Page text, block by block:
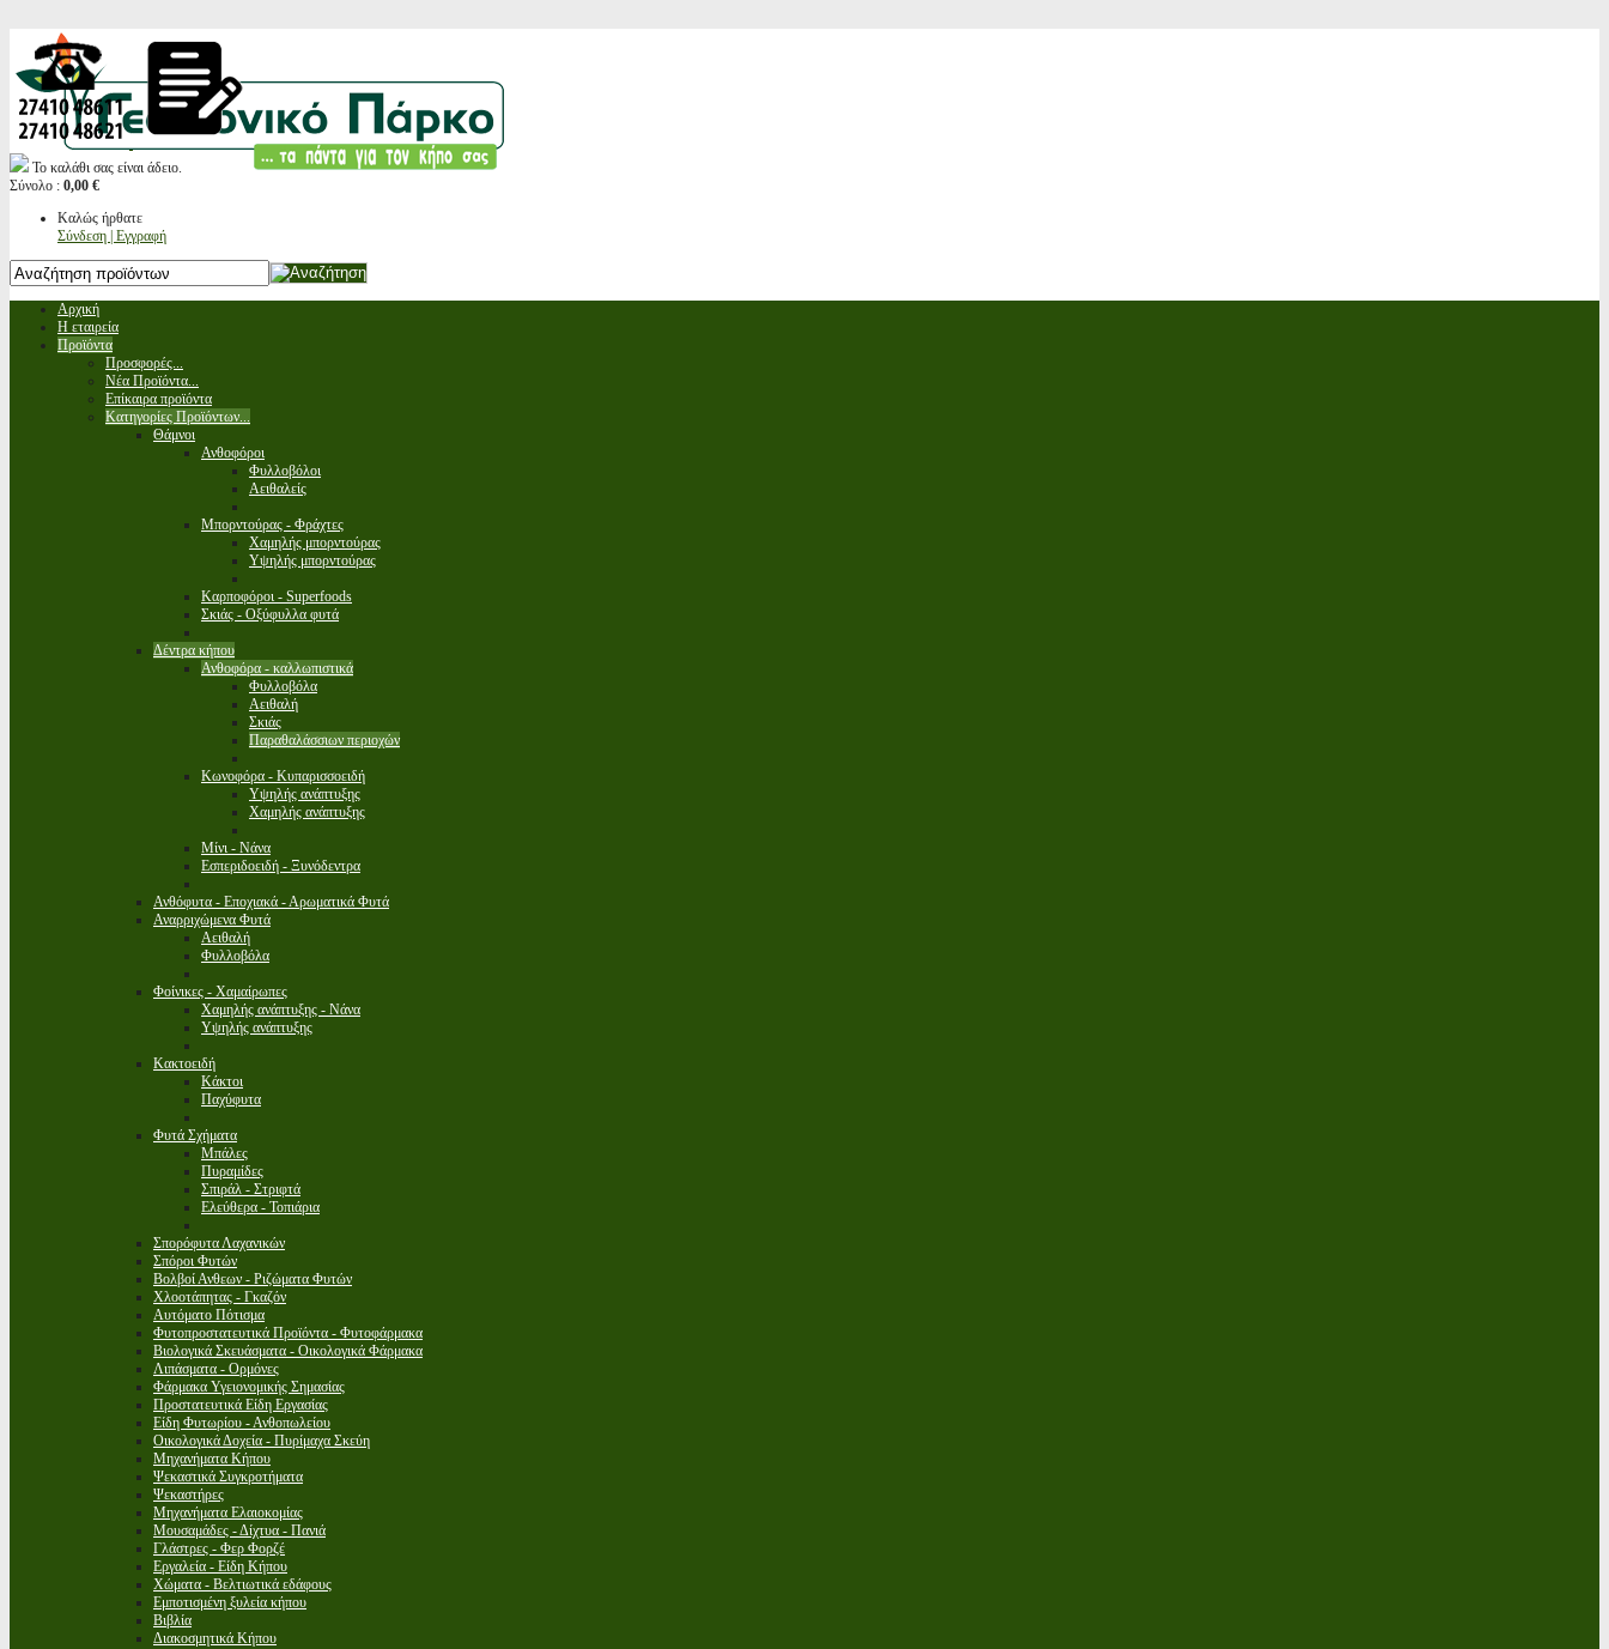
Το καλάθι σας είναι άδειο.
Σύνολο : 0,00 €
Καλώς ήρθατε
Σύνδεση | Εγγραφή
Αρχική
Η εταιρεία
Προϊόντα
Προσφορές...
Νέα Προϊόντα...
Επίκαιρα προϊόντα
Κατηγορίες Προϊόντων...
Θάμνοι
Ανθοφόροι
Φυλλοβόλοι
Αειθαλείς
Μπορντούρας - Φράχτες
Χαμηλής μπορντούρας
Υψηλής μπορντούρας
Καρποφόροι - Superfoods
Σκιάς - Οξύφυλλα φυτά
Δέντρα κήπου
Ανθοφόρα - καλλωπιστικά
Φυλλοβόλα
Αειθαλή
Σκιάς
Παραθαλάσσιων περιοχών
Κωνοφόρα - Κυπαρισσοειδή
Υψηλής ανάπτυξης
Χαμηλής ανάπτυξης
Μίνι - Νάνα
Εσπεριδοειδή - Ξυνόδεντρα
Ανθόφυτα - Εποχιακά - Αρωματικά Φυτά
Αναρριχώμενα Φυτά
Αειθαλή
Φυλλοβόλα
Φοίνικες - Χαμαίρωπες
Χαμηλής ανάπτυξης - Νάνα
Υψηλής ανάπτυξης
Κακτοειδή
Κάκτοι
Παχύφυτα
Φυτά Σχήματα
Μπάλες
Πυραμίδες
Σπιράλ - Στριφτά
Ελεύθερα - Τοπιάρια
Σπορόφυτα Λαχανικών
Σπόροι Φυτών
Βολβοί Ανθεων - Ριζώματα Φυτών
Χλοοτάπητας - Γκαζόν
Αυτόματο Πότισμα
Φυτοπροστατευτικά Προϊόντα - Φυτοφάρμακα
Βιολογικά Σκευάσματα - Οικολογικά Φάρμακα
Λιπάσματα - Ορμόνες
Φάρμακα Υγειονομικής Σημασίας
Προστατευτικά Είδη Εργασίας
Είδη Φυτωρίου - Ανθοπωλείου
Οικολογικά Δοχεία - Πυρίμαχα Σκεύη
Μηχανήματα Κήπου
Ψεκαστικά Συγκροτήματα
Ψεκαστήρες
Μηχανήματα Ελαιοκομίας
Μουσαμάδες - Δίχτυα - Πανιά
Γλάστρες - Φερ Φορζέ
Εργαλεία - Είδη Κήπου
Χώματα - Βελτιωτικά εδάφους
Εμποτισμένη ξυλεία κήπου
Βιβλία
Διακοσμητικά Κήπου